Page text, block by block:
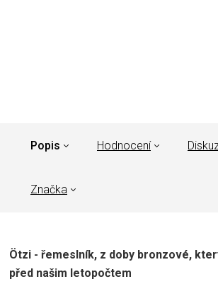
Popis Hodnocení
Značka
Ötzi - řemeslník, z doby bronzové,
před našim letopočtem